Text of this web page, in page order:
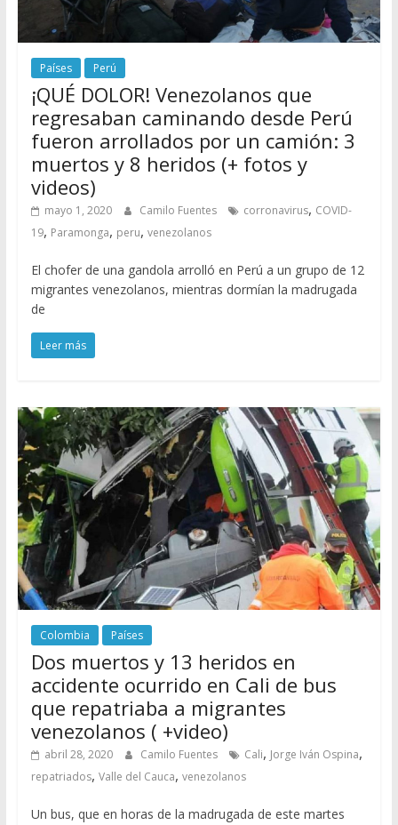
Países Perú
¡QUÉ DOLOR! Venezolanos que
regresaban caminando desde Perú
fueron arrollados por un camión: 3
muertos y 8 heridos (+ fotos y
videos)
mayo 1, 2020 Camilo Fuentes corronavirus, COVID-
19, Paramonga, peru, venezolanos
El chofer de una gandola arrolló en Perú a un grupo de 12
migrantes venezolanos, mientras dormían la madrugada
de
Leer más
Colombia Países
Dos muertos y 13 heridos en
accidente ocurrido en Cali de bus
que repatriaba a migrantes
venezolanos ( +video)
abril 28, 2020 Camilo Fuentes Cali, Jorge Iván Ospina,
repatriados, Valle del Cauca, venezolanos
Un bus, que en horas de la madrugada de este martes